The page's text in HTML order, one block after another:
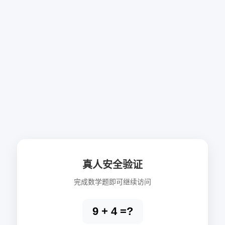
真人安全验证
完成数学题即可继续访问
9 + 4 =?